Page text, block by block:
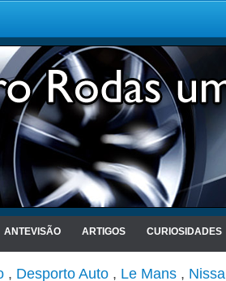
ANTEVISÃO ARTIGOS CURIOSIDADES
, Desporto Auto , Le Mans ,